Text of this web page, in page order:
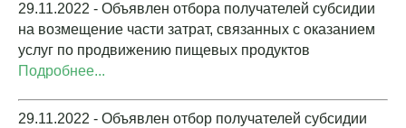
29.11.2022 - Объявлен отбора получателей субсидии
на возмещение части затрат, связанных с оказанием
услуг по продвижению пищевых продуктов
Подробнее...
29.11.2022 - Объявлен отбор получателей субсидии